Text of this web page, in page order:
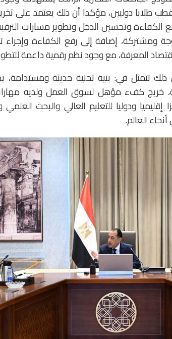
طلابا دوليين، مؤكدا أن ذلك يعتمد على
الكفاءة وتحسين الدخل وتطوير مسارات
إضافة إلى رفع الكفاءة وإجراء
المعرفة، مع وجود نظم رقمية داعمة
ذلك تتمثل في: بنية تحتية حديثة
خريج كفء مؤهل لسوق العمل ولديه
ودوليا للتعليم العالي والبحث
العالم.